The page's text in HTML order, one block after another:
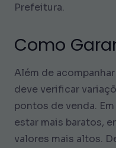
Prefeitura.
Como
Além de
deve verificar
pontos de venda.
estar mais baratos,
valores mais altos.